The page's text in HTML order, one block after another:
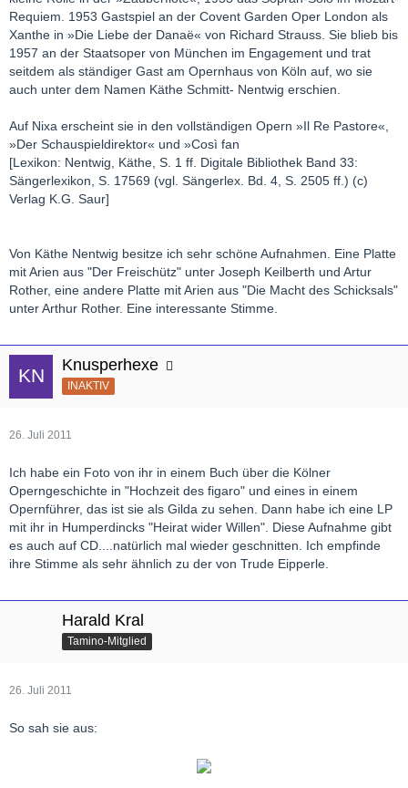
Requiem. 1953 Gastspiel an der Covent Garden Oper London als
Xanthe in »Die Liebe der Danaë« von Richard Strauss. Sie blieb bis
1957 an der Staatsoper von München im Engagement und trat
seitdem als ständiger Gast am Opernhaus von Köln auf, wo sie
auch unter dem Namen Käthe Schmitt- Nentwig erschien.
Auf Nixa erscheint sie in den vollständigen Opern »Il Re Pastore«,
»Der Schauspieldirektor« und »Così fan
[Lexikon: Nentwig, Käthe, S. 1 ff. Digitale Bibliothek Band 33:
Sängerlexikon, S. 17569 (vgl. Sängerlex. Bd. 4, S. 2505 ff.) (c)
Verlag K.G. Saur]
Von Käthe Nentwig besitze ich sehr schöne Aufnahmen. Eine Platte
mit Arien aus "Der Freischütz" unter Joseph Keilberth und Artur
Rother, eine andere Platte mit Arien aus "Die Macht des Schicksals"
unter Arthur Rother. Eine interessante Stimme.
Knusperhexe
INAKTIV
26. Juli 2011
Ich habe ein Foto von ihr in einem Buch über die Kölner
Operngeschichte in "Hochzeit des figaro" und eines in einem
Opernführer, das ist sie als Gilda zu sehen. Dann habe ich eine LP
mit ihr in Humperdincks "Heirat wider Willen". Diese Aufnahme gibt
es auch auf CD....natürlich mal wieder geschnitten. Ich empfinde
ihre Stimme als sehr ähnlich zu der von Trude Eipperle.
Harald Kral
Tamino-Mitglied
26. Juli 2011
So sah sie aus: